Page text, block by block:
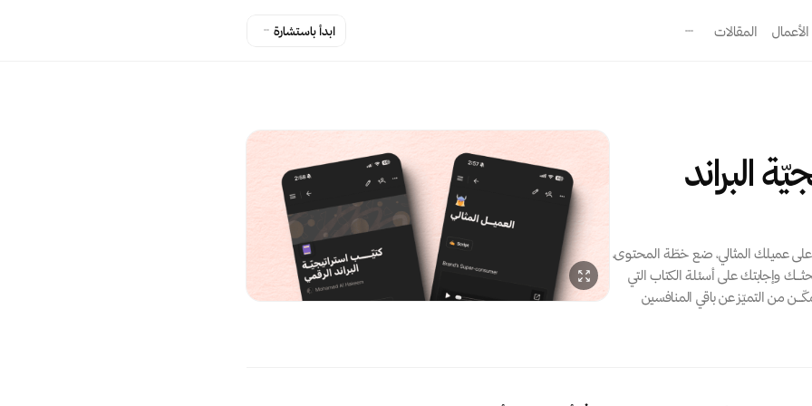
ابدأ باستشارة المقالات الأعمال
من التميّز عن باقي المنافسين